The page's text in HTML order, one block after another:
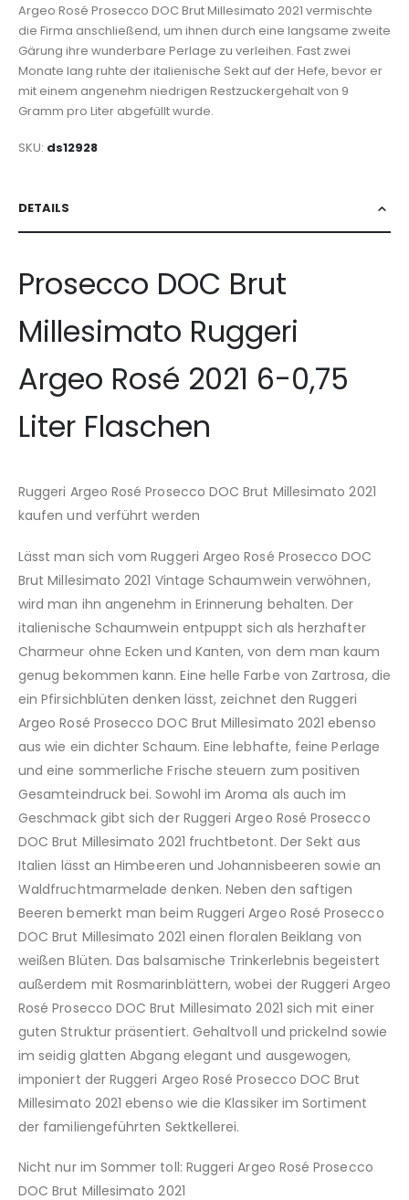
Argeo Rosé Prosecco DOC Brut Millesimato 2021 vermischte
die Firma anschließend, um ihnen durch eine langsame zweite
Gärung ihre wunderbare Perlage zu verleihen. Fast zwei
Monate lang ruhte der italienische Sekt auf der Hefe, bevor er
mit einem angenehm niedrigen Restzuckergehalt von 9
Gramm pro Liter abgefüllt wurde.
SKU ds12928
DETAILS
Prosecco DOC Brut
Millesimato Ruggeri
Argeo Rosé 2021 6-0,75
Liter Flaschen
Ruggeri Argeo Rosé Prosecco DOC Brut Millesimato 2021
kaufen und verführt werden
Lässt man sich vom Ruggeri Argeo Rosé Prosecco DOC
Brut Millesimato 2021 Vintage Schaumwein verwöhnen,
wird man ihn angenehm in Erinnerung behalten. Der
italienische Schaumwein entpuppt sich als herzhafter
Charmeur ohne Ecken und Kanten, von dem man kaum
genug bekommen kann. Eine helle Farbe von Zartrosa, die
ein Pfirsichblüten denken lässt, zeichnet den Ruggeri
Argeo Rosé Prosecco DOC Brut Millesimato 2021 ebenso
aus wie ein dichter Schaum. Eine lebhafte, feine Perlage
und eine sommerliche Frische steuern zum positiven
Gesamteindruck bei. Sowohl im Aroma als auch im
Geschmack gibt sich der Ruggeri Argeo Rosé Prosecco
DOC Brut Millesimato 2021 fruchtbetont. Der Sekt aus
Italien lässt an Himbeeren und Johannisbeeren sowie an
Waldfruchtmarmelade denken. Neben den saftigen
Beeren bemerkt man beim Ruggeri Argeo Rosé Prosecco
DOC Brut Millesimato 2021 einen floralen Beiklang von
weißen Blüten. Das balsamische Trinkerlebnis begeistert
außerdem mit Rosmarinblättern, wobei der Ruggeri Argeo
Rosé Prosecco DOC Brut Millesimato 2021 sich mit einer
guten Struktur präsentiert. Gehaltvoll und prickelnd sowie
im seidig glatten Abgang elegant und ausgewogen,
imponiert der Ruggeri Argeo Rosé Prosecco DOC Brut
Millesimato 2021 ebenso wie die Klassiker im Sortiment
der familiengeführten Sektkellerei.
Nicht nur im Sommer toll: Ruggeri Argeo Rosé Prosecco
DOC Brut Millesimato 2021